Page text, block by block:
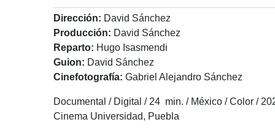
Dirección: David Sánchez
Producción: David Sánchez
Reparto: Hugo Isasmendi
Guion: David Sánchez
Cinefotografía: Gabriel Alejandro Sánchez
Documental / Digital / 24
min. / México / Color /
Cinema Universidad, Puebla